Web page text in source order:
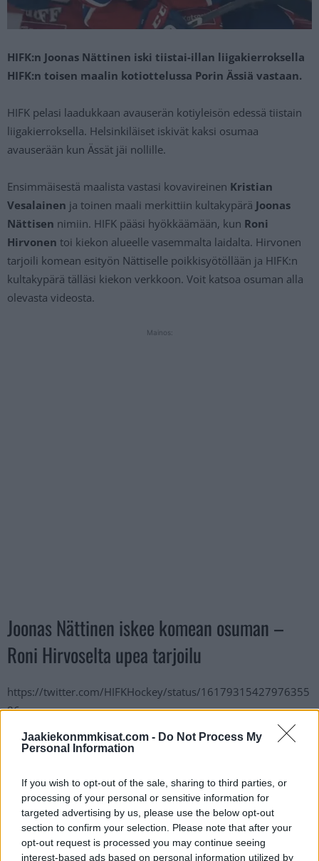
Jaakiekonmmkisat.com - Do Not Process My
Personal Information
If you wish to opt-out of the sale, sharing to third parties, or
processing of your personal or sensitive information for
targeted advertising by us, please use the below opt-out
section to confirm your selection. Please note that after your
opt-out request is processed you may continue seeing
interest-based ads based on personal information utilized by
HIFK:n Joonas Nättinen iski tiistai-illan liigakierroksella
HIFK:n toisen maalin kotiottelussa Porin Ässiä vastaan.
HIFK pelasi laadukkaan avauserän kotiyleisön edessä tiistain
liigakierroksella. Helsinkiläiset iskivät kaksi osumaa
avauserään kun Ässät jäi nollille.
Ensimmäisestä maalista vastasi kovavireinen Kristian
Vesalainen ja toinen maali merkittiin kultakypärä Joonas
Nättisen nimiin. HIFK pääsi hyökkäämään, kun Roni
Hirvonen toi kiekon alueelle vasemmalta laidalta. Hirvonen
tarjoili komean esityön Nättiselle poikkisyötöllään ja HIFK:n
kultakypärä tälläsi kiekon verkkoon. Voit katsoa osuman alla
olevasta videosta.
Mainos:
Joonas Nättinen iskee komean osuman –
Roni Hirvoselta upea tarjoilu
https://twitter.com/HIFKHockey/status/16179315427976355
86
Jos twiitti ei näy laitteellasi voit katsoa sen suoraanTwitteristä
Lue myös:Video ei herkille! Yli 1000 ottelun NHL-konkari
hyökkäsi kahden vastustajan kimppuun
puoliammattilaissarjassa – kerännyt hurjan määrän
jäähyminuutteja